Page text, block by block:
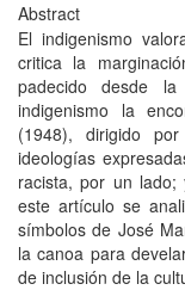
Abstract
El indigenismo
critica la
padecido desde
indigenismo la
(1948), dirigido
ideologías
racista, por un
este artículo se
símbolos de José
la canoa para
de inclusión de la